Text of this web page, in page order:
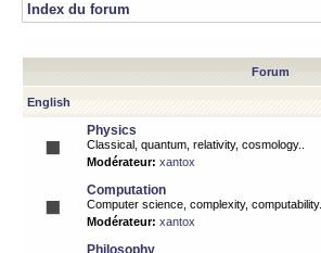
Index du forum
Forum
English
Physics
Classical, quantum, relativity, cosmology..
Modérateur: xantox
Computation
Computer science, complexity, computability..
Modérateur: xantox
Philosophy